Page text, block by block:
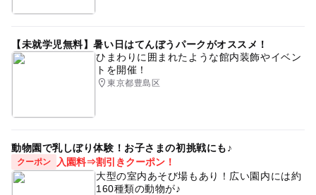
【未就学児無料】暑い日はてんぼうパークがオススメ！
ひまわりに囲まれたような館内装飾やイベン
トを開催！
東京都豊島区
動物園で乳しぼり体験！お子さまの初挑戦にも♪
クーポン
入園料⇒割引きクーポン！
大型の室内あそび場もあり！広い園内には約
160種類の動物が♪